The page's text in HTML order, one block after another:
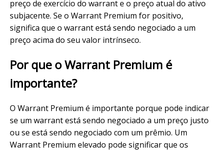
preço de exercício do warrant e o preço atual do ativo
subjacente. Se o Warrant Premium for positivo,
significa que o warrant está sendo negociado a um
preço acima do seu valor intrínseco.
Por que o Warrant Premium é
importante?
O Warrant Premium é importante porque pode indicar
se um warrant está sendo negociado a um preço justo
ou se está sendo negociado com um prêmio. Um
Warrant Premium elevado pode significar que os